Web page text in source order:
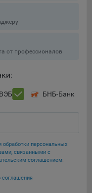
файлов не позволит
работы Сайта
г. Москва, ул.
от профессионалов
БНБ-Банк
обработки персональных
связанными с
соглашением:
соглашения